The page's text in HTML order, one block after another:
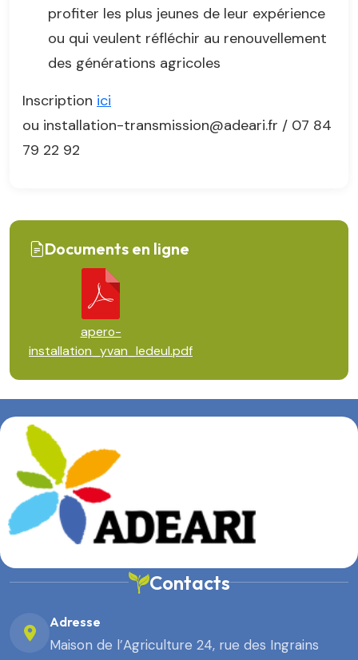
profiter les plus jeunes de leur expérience
ou qui veulent réfléchir au renouvellement
des générations agricoles
Inscription ici
ou installation-transmission@adeari.fr / 07 84
79 22 92
Documents en ligne
apero-
installation_yvan_ledeul.pdf
Contacts
Adresse
Maison de l’Agriculture 24, rue des Ingrains